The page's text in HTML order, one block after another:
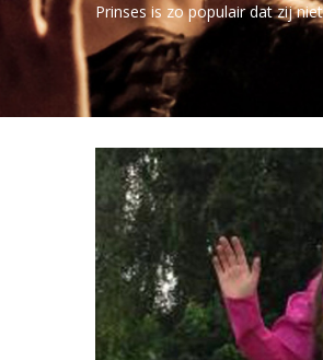
Prinses is zo populair dat zij